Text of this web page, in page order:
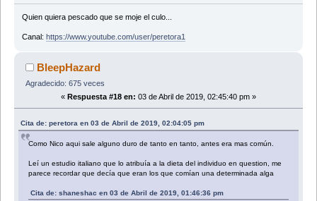
Quien quiera pescado que se moje el culo...
Canal: https://www.youtube.com/user/peretora1
BleepHazard
Agradecido: 675 veces
« Respuesta #18 en: 03 de Abril de 2019, 02:45:40 pm »
Cita de: peretora en 03 de Abril de 2019, 02:04:05 pm
Como Nico aqui sale alguno duro de tanto en tanto, antes era mas común.
Leí un estudio italiano que lo atribuía a la dieta del individuo en question, me
parece recordar que decía que eran los que comían una determinada alga
Cita de: shaneshac en 03 de Abril de 2019, 01:46:36 pm